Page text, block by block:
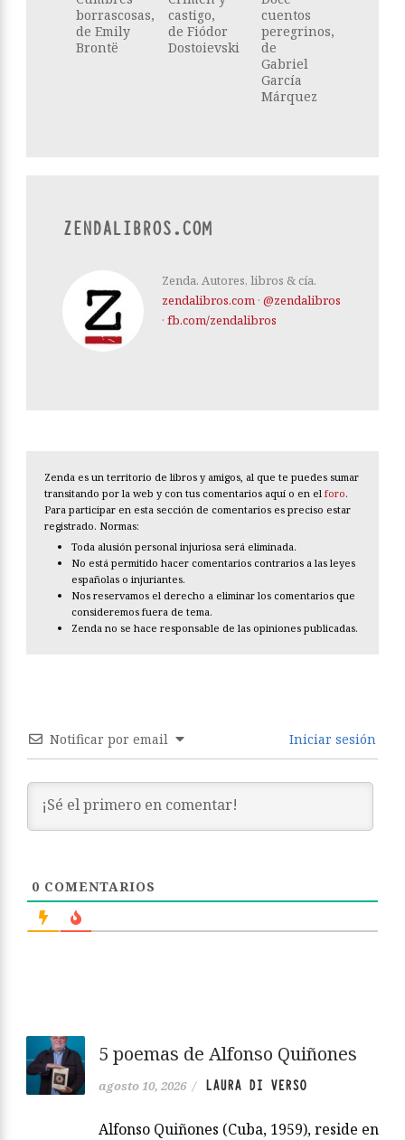
borrascosas,
de Emily
Brontë
castigo,
de Fiódor
Dostoievski
cuentos
peregrinos,
de
Gabriel
García
Márquez
ZENDALIBROS.COM
Zenda. Autores, libros & cía.
zendalibros.com · @zendalibros
· fb.com/zendalibros
Zenda es un territorio de libros y amigos, al que te puedes sumar
transitando por la web y con tus comentarios aquí o en el foro.
Para participar en esta sección de comentarios es preciso estar
registrado. Normas:
Toda alusión personal injuriosa será eliminada.
No está permitido hacer comentarios contrarios a las leyes
españolas o injuriantes.
Nos reservamos el derecho a eliminar los comentarios que
consideremos fuera de tema.
Zenda no se hace responsable de las opiniones publicadas.
Notificar por email Iniciar sesión
0 COMENTARIOS
5 poemas de Alfonso Quiñones
agosto 10, 2026 / LAURA DI VERSO
Alfonso Quiñones (Cuba, 1959), reside en